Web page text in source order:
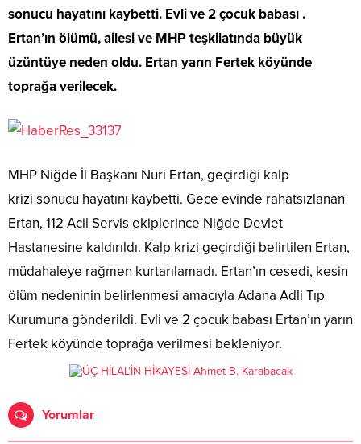
sonucu hayatını kaybetti. Evli ve 2 çocuk babası .
Ertan’ın ölümü, ailesi ve MHP teşkilatında büyük
üzüntüye neden oldu. Ertan yarın Fertek köyünde
toprağa verilecek.
MHP Niğde İl Başkanı Nuri Ertan, geçirdiği kalp
krizi sonucu hayatını kaybetti. Gece evinde rahatsızlanan
Ertan, 112 Acil Servis ekiplerince Niğde Devlet
Hastanesine kaldırıldı. Kalp krizi geçirdiği belirtilen Ertan,
müdahaleye rağmen kurtarılamadı. Ertan’ın cesedi, kesin
ölüm nedeninin belirlenmesi amacıyla Adana Adli Tıp
Kurumuna gönderildi. Evli ve 2 çocuk babası Ertan’ın yarın
Fertek köyünde toprağa verilmesi bekleniyor.
Yorumlar